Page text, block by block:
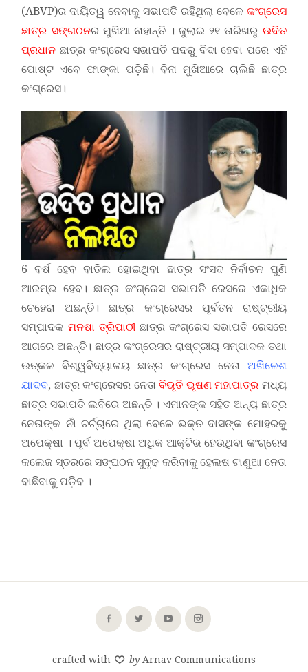
(ABVP)ର ଦାୟିତ୍ୱ ନେବାକୁ ସଭାପତି ରହିଥିଲା ବେଳେ କଂଗ୍ରେସ
ଛାତ୍ର ସଙ୍ଗଠନର ମୁଖିଆ ନାହାନ୍ତି । ଜୁଲାଇ ୨୧ ତାରିଖରୁ ଉଦିତ
ପ୍ରଧାନ ଛାତ୍ର କଂଗ୍ରେସ ସଭାପତି ପଦରୁ ବିଦା ହେବା ପରେ ଏହି
ପୋଷ୍ଟ ଏବେ ଫାଙ୍କା ପଡ଼ିଛି। ବିନା ମୁଖିଆରେ ଚାଲିଛି ଛାତ୍ର
କଂଗ୍ରେସ।
6 ବର୍ଷ ହେବ ବାତିଲ ହୋଇଥିବା ଛାତ୍ର ସଂସଦ ନିର୍ବାଚନ ପୁଣି
ଆରମ୍ଭ ହେବ। ଛାତ୍ର କଂଗ୍ରେସ ସଭାପତି ରେସରେ ଏକାଧିକ
ଚେହେରା ଅଛନ୍ତି। ଛାତ୍ର କଂଗ୍ରେସର ପୂର୍ବତନ ରାଷ୍ଟ୍ରୀୟ
ସମ୍ପାଦକ ମନଷା ତ୍ରିପାଠୀଛାତ୍ର କଂଗ୍ରେସ ସଭାପତି ରେସରେ
ଆଗରେ ଅଛନ୍ତି। ଛାତ୍ର କଂଗ୍ରେସର ରାଷ୍ଟ୍ରୀୟ ସମ୍ପାଦକ ତଥା
ଉତ୍କଳ ବିଶ୍ୱବିଦ୍ୟାଳୟ ଛାତ୍ର କଂଗ୍ରେସ ନେତା ଅଖିଳେଶ
ଯାଦବ, ଛାତ୍ର କଂଗ୍ରେସର ନେତାବିଭୂତି ଭୂଷଣ ମହାପାତ୍ର ମଧ୍ୟ
ଛାତ୍ର ସଭାପତି ଲବିରେ ଅଛନ୍ତି । ଏମାନଙ୍କ ସହିତ ଅନ୍ୟ ଛାତ୍ର
ନେତାଙ୍କ ନାଁ ଚର୍ଚ୍ଚାରେ ଥିଲା ବେଳେ ଭକ୍ତ ଦାସଙ୍କ ମୋହରକୁ
ଅପେକ୍ଷା । ପୂର୍ବ ଅପେକ୍ଷା ଅଧିକ ଆକ୍ଟିଭ ହେଉଥିବା କଂଗ୍ରେସ
କଲେଜ ସ୍ତରରେ ସଙ୍ଘଠନ ସୁଦୃଢ କରିବାକୁ ହେଲଷ ଟାଣୁଆ ନେତା
ବାଛିବାକୁ ପଡ଼ିବ ।
crafted with by Arnav Communications